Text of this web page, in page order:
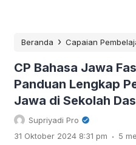
Beranda › Capaian
CP Bahasa Jawa
Panduan Lengkap
Jawa di Sekolah
Supriyadi Pro
31 Oktober 2024 8:31 pm . 5